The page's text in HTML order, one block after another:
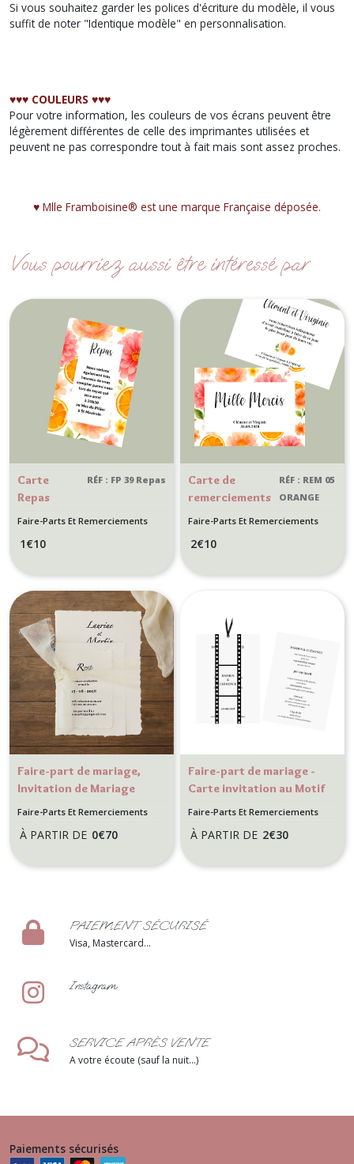
Si vous souhaitez garder les polices d'écriture du modèle, il vous
suffit de noter "Identique modèle" en personnalisation.
♥︎♥︎♥︎ COULEURS ♥︎♥︎♥︎
Pour votre information, les couleurs de vos écrans peuvent être
légèrement différentes de celle des imprimantes utilisées et
peuvent ne pas correspondre tout à fait mais sont assez proches.
♥︎ Mlle Framboisine® est une marque Française déposée.
Vous pourriez aussi être intéressé par
Carte
Repas
de mariage
Orange et
fleurs
colorées
RÉF : FP 39 Repas
Faire-Parts Et Remerciements
1€10
Carte de
remerciements
Thème Nature,
RÉF : REM 05
ORANGE
Faire-Parts Et Remerciements
2€10
Faire-part de mariage,
Invitation de Mariage
Papier texturé effet
Faire-Parts Et Remerciements
À PARTIR DE 0€70
Faire-part de mariage -
Carte invitation au Motif
Cinéma
Faire-Parts Et Remerciements
À PARTIR DE 2€30
PAIEMENT SÉCURISÉ
Visa, Mastercard...
Instagram
SERVICE APRÈS VENTE
A votre écoute (sauf la nuit...)
Paiements sécurisés